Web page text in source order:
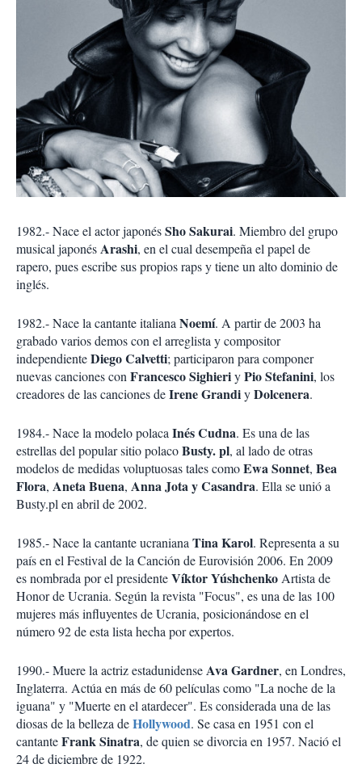
1982.- Nace el actor japonésSho Sakurai. Miembro del grupo
musical japonés Arashi, en el cual desempeña el papel de
rapero, pues escribe sus propios raps y tiene un alto dominio de
inglés.
1982.- Nace la cantante italiana Noemí. A partir de 2003 ha
grabado varios demos con el arreglista y compositor
independienteDiego Calvetti; participaron para componer
nuevas canciones con Francesco SighieriyPio Stefanini, los
creadores de las canciones deIrene GrandiyDolcenera.
1984.- Nace la modelo polaca Inés Cudna. Es una de las
estrellas del popular sitio polacoBusty. pl, al lado de otras
modelos de medidas voluptuosas tales comoEwa Sonnet, Bea
Flora, Aneta Buena, Anna Jota y Casandra. Ella se unió a
Busty.pl en abril de 2002.
1985.- Nace la cantante ucraniana Tina Karol. Representa a su
país en el Festival de la Canción de Eurovisión 2006. En 2009
es nombrada por el presidenteVíktor Yúshchenko Artista de
Honor de Ucrania. Según la revista "Focus", es una de las 100
mujeres más influyentes de Ucrania, posicionándose en el
número 92 de esta lista hecha por expertos.
1990.- Muere la actriz estadunidense Ava Gardner, en Londres,
Inglaterra. Actúa en más de 60 películas como "La noche de la
iguana" y "Muerte en el atardecer". Es considerada una de las
diosas de la belleza deHollywood. Se casa en 1951 con el
cantanteFrank Sinatra, de quien se divorcia en 1957. Nació el
24 de diciembre de 1922.